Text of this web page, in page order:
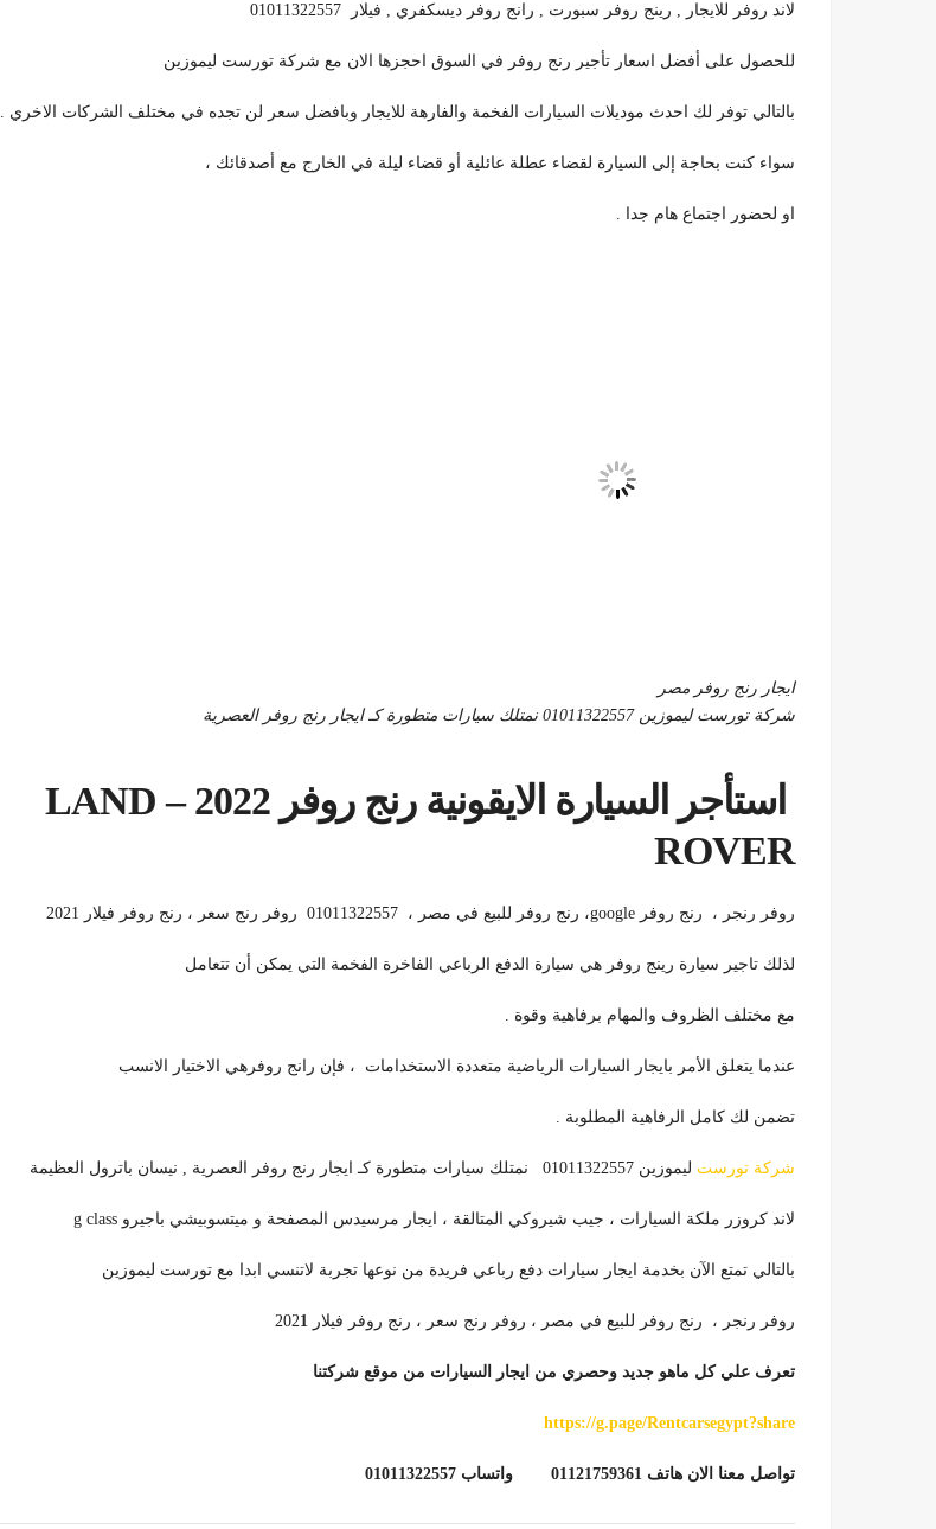
لاند روفر للايجار , رينج روفر سبورت , رانج روفر ديسكفري , فيلار 01011322557
للحصول على أفضل اسعار تأجير رنج روفر في السوق احجزها الان مع شركة تورست ليموزين
بالتالي توفر لك احدث موديلات السيارات الفخمة والفارهة للايجار وبافضل سعر لن تجده في مختلف الشركات الاخري .
سواء كنت بحاجة إلى السيارة لقضاء عطلة عائلية أو قضاء ليلة في الخارج مع أصدقائك ،
او لحضور اجتماع هام جدا .
ايجار رنج روفر مصر
شركة تورست ليموزين 01011322557 نمتلك سيارات متطورة كـ ايجار رنج روفر العصرية
استأجر السيارة الايقونية رنج روفر 2022 –
LAND
ROVER
روفر رنجر ، رنج روفر google، رنج روفر للبيع في مصر ، 01011322557 روفر رنج سعر ، رنج روفر فيلار 2021
لذلك تاجير سيارة رينج روفر هي سيارة الدفع الرباعي الفاخرة الفخمة التي يمكن أن تتعامل
مع مختلف الظروف والمهام برفاهية وقوة .
عندما يتعلق الأمر بايجار السيارات الرياضية متعددة الاستخدامات ، فإن رانج روفرهي الاختيار الانسب
تضمن لك كامل الرفاهية المطلوبة .
شركة تورست ليموزين 01011322557 نمتلك سيارات متطورة كـ ايجار رنج روفر العصرية , نيسان باترول العظيمة
لاند كروزر ملكة السيارات ، جيب شيروكي المتالقة ، ايجار مرسيدس المصفحة و ميتسوبيشي باجيرو g class
بالتالي تمتع الآن بخدمة ايجار سيارات دفع رباعي فريدة من نوعها تجربة لاتنسي ابدا مع تورست ليموزين
روفر رنجر ، رنج روفر للبيع في مصر ، روفر رنج سعر ، رنج روفر فيلار 202 1
تعرف علي كل ماهو جديد وحصري من ايجار السيارات من موقع شركتنا
https://g.page/Rentcarsegypt?share
تواصل معنا الان هاتف 01121759361 واتساب 01011322557